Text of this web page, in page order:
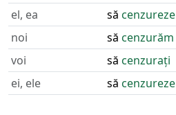
el, ea
să cenzureze
noi
să cenzurăm
voi
să cenzurați
ei, ele
să cenzureze